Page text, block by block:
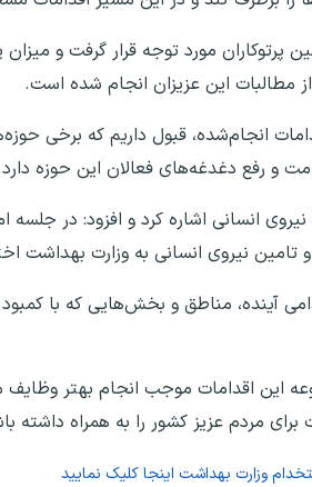
مطالبات این عزیزان انجام شده است.
انجام‌شده، قبول داریم که برخی
و رفع دغدغه‌های فعالان این حوزه
انسانی اشاره کرد و افزود: در جلسه
نیروی انسانی به وزارت بهداشت
آینده، مناطق و بخش‌هایی که با کمبود
این اقدامات موجب انجام بهتر
مردم عزیز کشور را به همراه داشته
وزارت بهداشت اینجا کلیک نمایید